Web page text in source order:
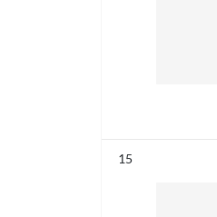
15